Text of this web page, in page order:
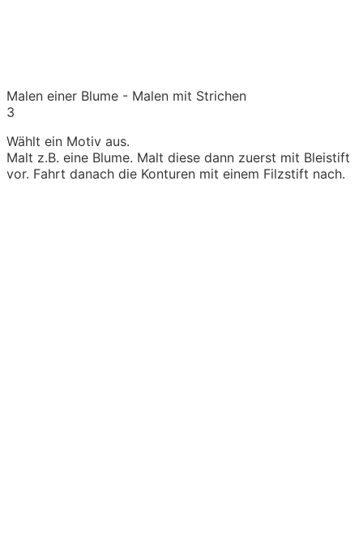
Malen einer Blume - Malen mit Strichen
3
Wählt ein Motiv aus.
Malt z.B. eine Blume. Malt diese dann zuerst mit Bleistift
vor. Fahrt danach die Konturen mit einem Filzstift nach.